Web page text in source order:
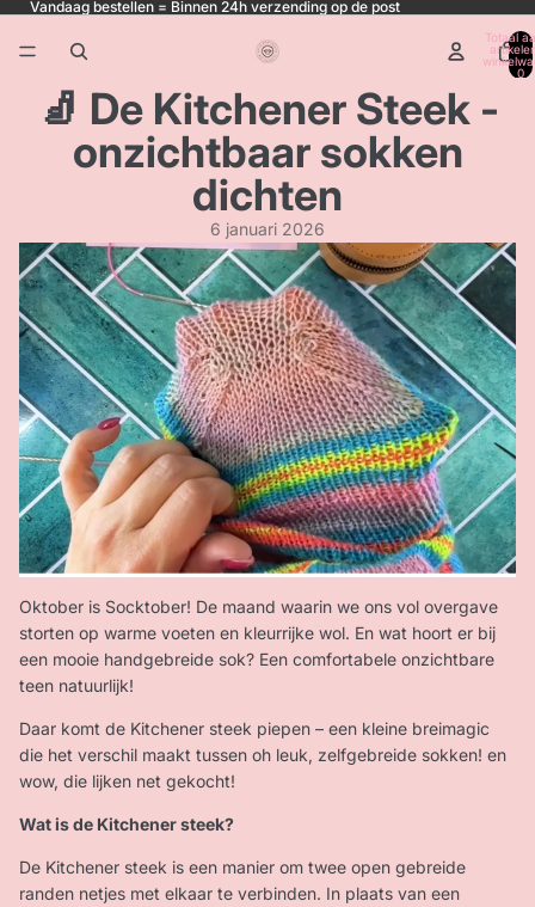
Vandaag bestellen = Binnen 24h verzending op de post
Totaal
0
🧦 De Kitchener Steek -
onzichtbaar sokken
dichten
6 januari 2026
Oktober is Socktober! De maand waarin we ons vol overgave
storten op warme voeten en kleurrijke wol. En wat hoort er bij
een mooie handgebreide sok? Een comfortabele onzichtbare
teen natuurlijk!
Daar komt de Kitchener steek piepen – een kleine breimagic
die het verschil maakt tussen oh leuk, zelfgebreide sokken! en
wow, die lijken net gekocht!
Wat is de Kitchener steek?
De Kitchener steek is een manier om twee open gebreide
randen netjes met elkaar te verbinden. In plaats van een